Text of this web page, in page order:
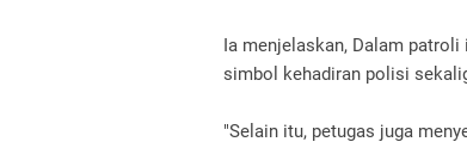
Ia menjelaskan, Dalam
simbol kehadiran polisi
"Selain itu, petugas juga